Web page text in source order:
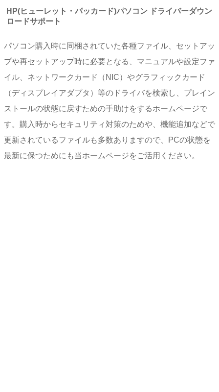
HP(ヒューレット・パッカード)パソコン ドライバーダウン
ロードサポート
パソコン購入時に同梱されていた各種ファイル、セットアッ
プや再セットアップ時に必要となる、マニュアルや設定ファ
イル、ネットワークカード（NIC）やグラフィックカード
（ディスプレイアダプタ）等のドライバを検索し、プレイン
ストールの状態に戻すための手助けをするホームページで
す。購入時からセキュリティ対策のためや、機能追加などで
更新されているファイルも多数ありますので、PCの状態を
最新に保つためにも当ホームページをご活用ください。